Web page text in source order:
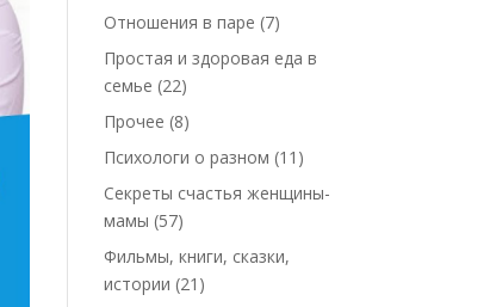
Отношения в паре (7)
Простая и здоровая еда в
семье (22)
Прочее (8)
Психологи о разном (11)
Секреты счастья женщины-
мамы (57)
Фильмы, книги, сказки,
истории (21)